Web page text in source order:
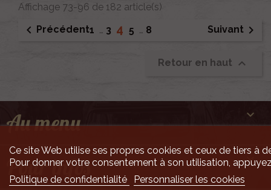
Affichage 73-96 de 182 article(s)
 Précédent1 … 3 4 5 … 8 Suivant 
Retour en haut 
Au menu 
Pour infos 
Ce site Web utilise ses propres cookies et ceux de tiers à
Pour donner votre consentement à son utilisation,
Politique de confidentialité
Personnaliser les cookies